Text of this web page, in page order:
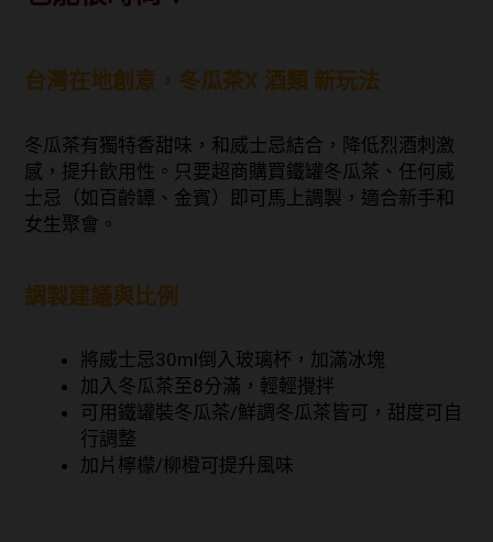
台灣在地創意，冬瓜茶X 酒類 新玩法
冬瓜茶有獨特香甜味，和威士忌結合，降低烈酒刺激
感，提升飲用性。只要超商購買鐵罐冬瓜茶、任何威
士忌（如百齡罈、金賓）即可馬上調製，適合新手和
女生聚會。
調製建議與比例
將威士忌30ml倒入玻璃杯，加滿冰塊
加入冬瓜茶至8分滿，輕輕攪拌
可用鐵罐裝冬瓜茶/鮮調冬瓜茶皆可，甜度可自
行調整
加片檸檬/柳橙可提升風味